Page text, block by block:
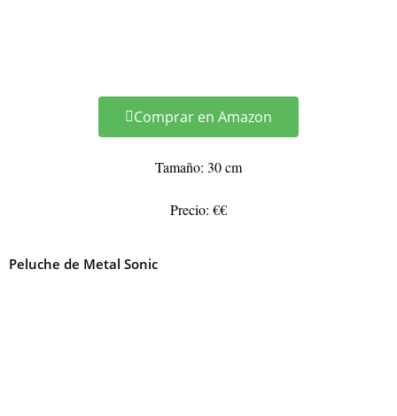
Comprar en Amazon
Tamaño: 30 cm
Precio: €€
Peluche de Metal Sonic